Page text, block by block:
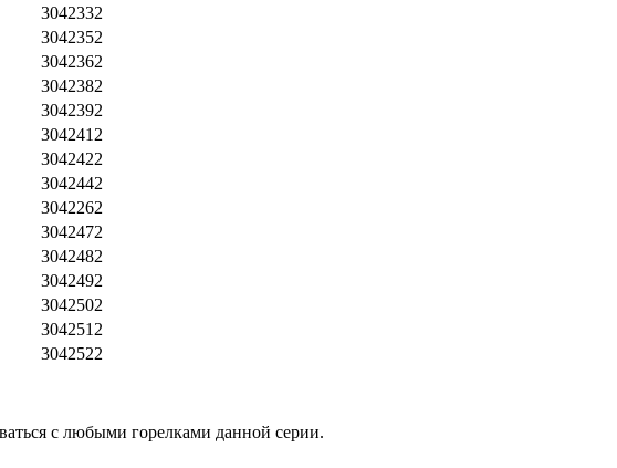
3042332
3042352
3042362
3042382
3042392
3042412
3042422
3042442
3042262
3042472
3042482
3042492
3042502
3042512
3042522
с любыми горелками данной серии.